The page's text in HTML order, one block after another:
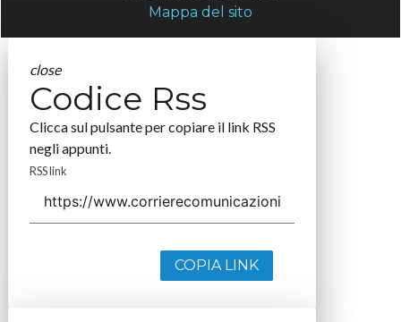
Mappa del sito
close
Codice Rss
Clicca sul pulsante per copiare il link RSS
negli appunti.
RSS link
COPIA LINK